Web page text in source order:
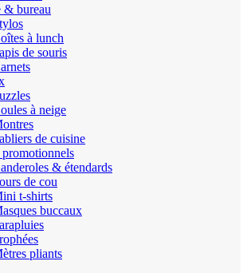
& bureau
à lunch
de souris
à neige
de cuisine
& étendards
de cou
t-shirts
buccaux
pliants